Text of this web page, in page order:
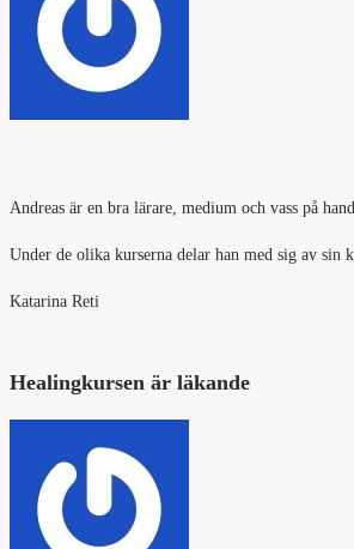
Andreas är en bra lärare, medium och vass på
Under de olika kurserna delar han med sig av
Katarina Reti
Healingkursen är läkande